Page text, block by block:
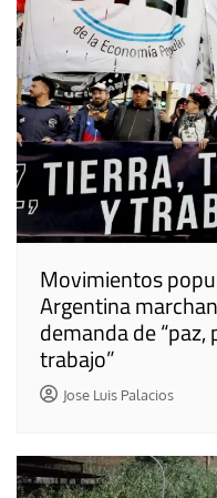
Movimientos
Argentina
demanda de
trabajo”
Jose Luis Palacios